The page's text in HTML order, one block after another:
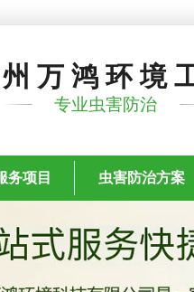
万鸿环境
专业虫害防治
务项目 虫害防治方案